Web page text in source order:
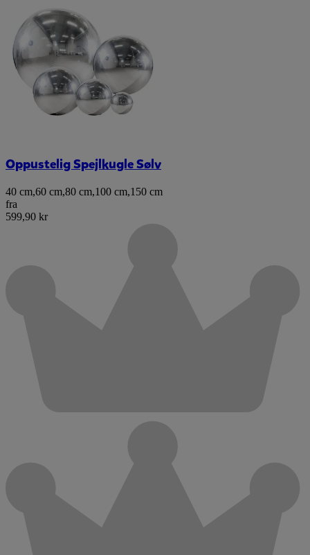
Oppustelig Spejlkugle Sølv
40 cm,60 cm,80 cm,100 cm,150 cm
fra
599,90 kr